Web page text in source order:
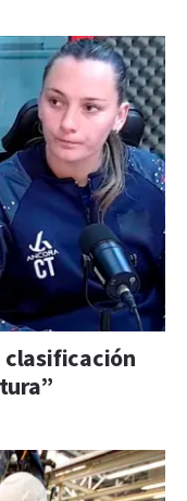
clasificación